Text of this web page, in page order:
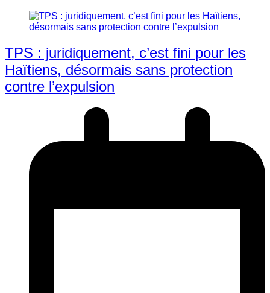
TPS : juridiquement, c’est fini pour les
Haïtiens, désormais sans protection
contre l’expulsion